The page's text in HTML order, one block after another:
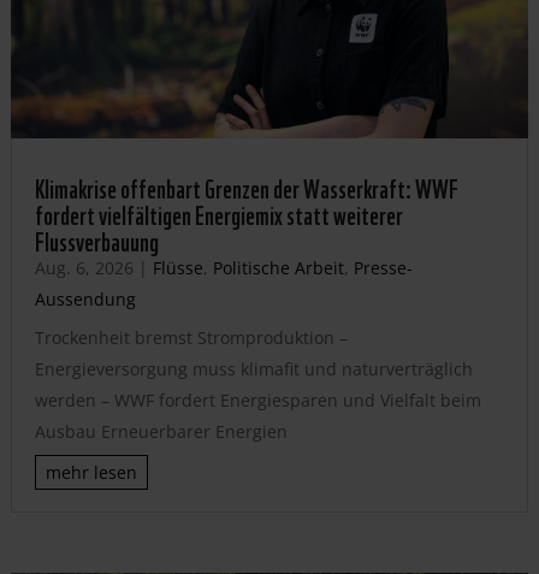
Klimakrise offenbart Grenzen der Wasserkraft: WWF
fordert vielfältigen Energiemix statt weiterer
Flussverbauung
Aug. 6, 2026 | Flüsse, Politische Arbeit, Presse-
Aussendung
Trockenheit bremst Stromproduktion –
Energieversorgung muss klimafit und naturverträglich
werden – WWF fordert Energiesparen und Vielfalt beim
Ausbau Erneuerbarer Energien
mehr lesen